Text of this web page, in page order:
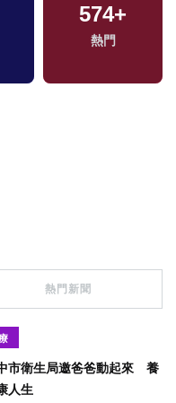
574+
熱門
熱門新聞
市衛生局邀爸爸動起來 養
人生